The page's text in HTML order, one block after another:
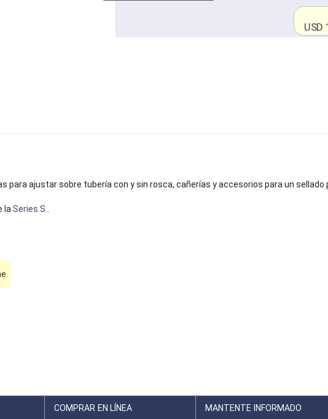
USD
para ajustar sobre tubería con y sin rosca, cañerías y accesorios para un sellado
laSeries S .
COMPRAR EN LÍNEA MANTENTE INFORMADO